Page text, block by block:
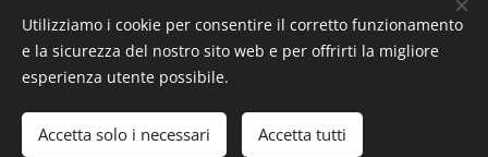
mantenere la
distanza di
Utilizziamo i cookie per consentire il corretto funzionamento
e la sicurezza del nostro sito web e per offrirti la migliore
esperienza utente possibile.
Accetta solo i necessari Accetta tutti